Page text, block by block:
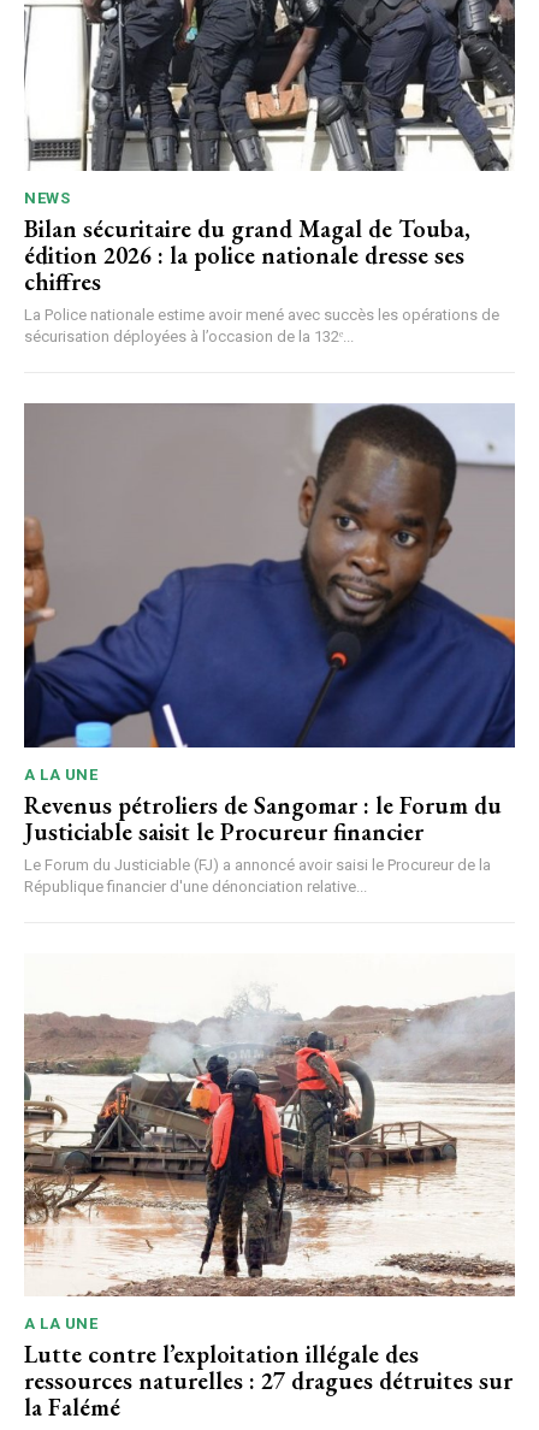
NEWS
Bilan sécuritaire du grand Magal de Touba,
édition 2026 : la police nationale dresse ses
chiffres
La Police nationale estime avoir mené avec succès les opérations de
sécurisation déployées à l’occasion de la 132ᵉ...
A LA UNE
Revenus pétroliers de Sangomar : le Forum du
Justiciable saisit le Procureur financier
Le Forum du Justiciable (FJ) a annoncé avoir saisi le Procureur de la
République financier d'une dénonciation relative...
A LA UNE
Lutte contre l’exploitation illégale des
ressources naturelles : 27 dragues détruites sur
la Falémé